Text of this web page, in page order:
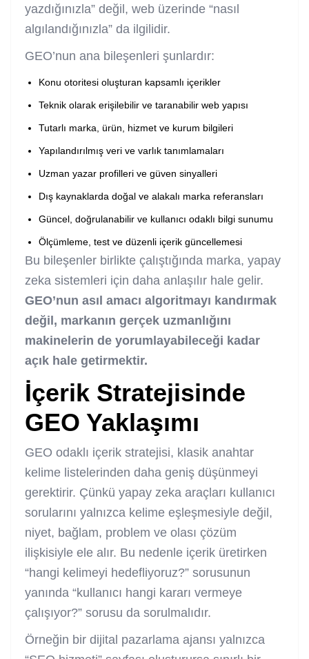
yazdığınızla” değil, web üzerinde “nasıl
algılandığınızla” da ilgilidir.
GEO’nun ana bileşenleri şunlardır:
Konu otoritesi oluşturan kapsamlı içerikler
Teknik olarak erişilebilir ve taranabilir web yapısı
Tutarlı marka, ürün, hizmet ve kurum bilgileri
Yapılandırılmış veri ve varlık tanımlamaları
Uzman yazar profilleri ve güven sinyalleri
Dış kaynaklarda doğal ve alakalı marka referansları
Güncel, doğrulanabilir ve kullanıcı odaklı bilgi sunumu
Ölçümleme, test ve düzenli içerik güncellemesi
Bu bileşenler birlikte çalıştığında marka, yapay
zeka sistemleri için daha anlaşılır hale gelir.
GEO’nun asıl amacı algoritmayı kandırmak
değil, markanın gerçek uzmanlığını
makinelerin de yorumlayabileceği kadar
açık hale getirmektir.
İçerik Stratejisinde
GEO Yaklaşımı
GEO odaklı içerik stratejisi, klasik anahtar
kelime listelerinden daha geniş düşünmeyi
gerektirir. Çünkü yapay zeka araçları kullanıcı
sorularını yalnızca kelime eşleşmesiyle değil,
niyet, bağlam, problem ve olası çözüm
ilişkisiyle ele alır. Bu nedenle içerik üretirken
“hangi kelimeyi hedefliyoruz?” sorusunun
yanında “kullanıcı hangi kararı vermeye
çalışıyor?” sorusu da sorulmalıdır.
Örneğin bir dijital pazarlama ajansı yalnızca